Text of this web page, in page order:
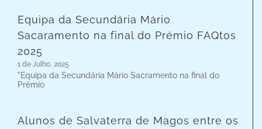
Equipa da Secundária Mário
Sacaramento na final do Prémio FAQtos
2025
1 de Julho, 2025
"Equipa da Secundária Mário Sacramento na final do
Prémio
Alunos de Salvaterra de Magos entre os